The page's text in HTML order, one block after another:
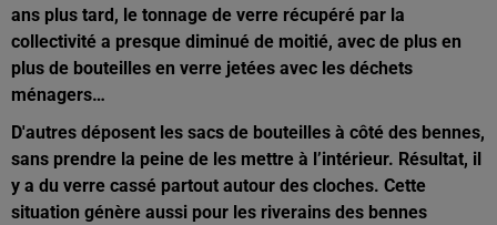
ans plus tard, le tonnage de verre récupéré par la
collectivité a presque diminué de moitié, avec de plus en
plus de bouteilles en verre jetées avec les déchets
ménagers…
D'autres déposent les sacs de bouteilles à côté des bennes,
sans prendre la peine de les mettre à l’intérieur. Résultat, il
y a du verre cassé partout autour des cloches. Cette
situation génère aussi pour les riverains des bennes